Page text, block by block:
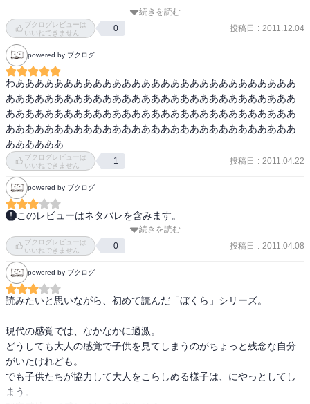
・ビルを乗っ取った子供たちがおじいさん一人も入れて七日間大人
と戦う面白い本です。
・この本は、中学生の英治たちが、解放区にたてこもる話です。大
人たちと戦う場面は、特におもしろいので、ぜひ読んでみてくださ
い。
理解を示して協力してくれる大人。
これって前者は体面上そうしなければいけない社会的な部分と
本当は寄り添ってあげたい感情的な部分の
対比にもなってるんじゃないかなーとか思いました。
シリーズものなので続きが読みたいんですけど、
いかんせん登場人物が多いのでそれぞれの特徴や性格を
とらえるのが大変かな―とは思いました。
続きを読む
ブクログレビューは
いいねできません
0 投稿日 : 2011.12.04
powered by ブクログ
わあああああああああああああああああああああああああああああ
ああああああああああああああああああああああああああああああ
ああああああああああああああああああああああああああああああ
ああああああああああああああああああああああああああああああ
ああああああ
ブクログレビューは
いいねできません
1 投稿日 : 2011.04.22
powered by ブクログ
このレビューはネタバレを含みます。
中学１年、夏休みにはいる終業式の日。１−２の男子生徒２１人は家
に帰らなかった。誘拐か家出か、大人たちが心配する中、ＦＭラジ
オのミニ放送局から解放区の放送が。菊池英治、相原徹をはじめと
する子供たちは団結して廃墟の工場跡に砦を作り、解放区と名乗
り、子供たちだけの共同生活をはじめたのだ。「おれたちだって力
を合わせれば大人と戦えるさ」「子供たちだけの世界をつくるん
・・・はじめはクラス男子全員に呼びかけても５〜６人しか集まら
ないと思われたが、全員が参加表明。体育の授業で先生にしごかれ
て腰を痛め、休んでいた谷本は自宅から菊池英治や相原徹らと連絡
を取り合う役目に。
参加予定だった柿沼直樹は、偶然にも下校途中に誘拐事件に巻き込
続きを読む
ブクログレビューは
いいねできません
0 投稿日 : 2011.04.08
powered by ブクログ
読みたいと思いながら、初めて読んだ「ぼくら」シリーズ。
現代の感覚では、なかなかに過激。
どうしても大人の感覚で子供を見てしまうのがちょっと残念な自分
がいたけれども。
でも子供たちが協力して大人をこらしめる様子は、にやっとしてし
まう。